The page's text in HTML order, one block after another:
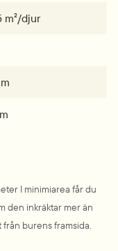
m²/djur
I minimiarea får du
den inkräktar mer än
från burens framsida.